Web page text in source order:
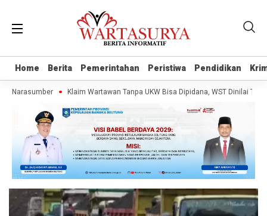
Home Berita Pemerintahan Peristiwa Pendidikan
Home Berita Pemerintahan Peristiwa Pendidikan
Klaim Wartawan Tanpa UKW Bisa Dipidana, WST Dinilai Tak